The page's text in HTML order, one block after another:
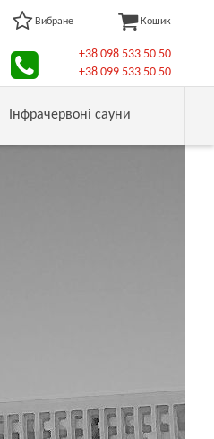
Вибране Кошик
+38 098 533 50 50
+38 099 533 50 50
Інфрачервоні сауни